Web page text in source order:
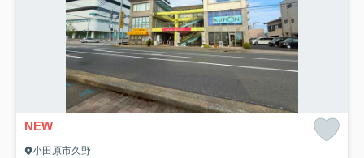
NEW
小田原市久野